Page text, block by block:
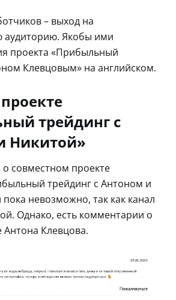
– выход на
аудиторию. Якобы ими
проекта «Прибыльный
Клевцовым» на английском.
трейдинг с
Никитой»
совместном проекте
трейдинг с Антоном и
невозможно, так как канал
Однако, есть комментарии о
Клевцова.